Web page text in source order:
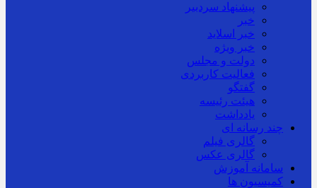
پیشنهاد سردبیر
خبر
خبر اسلايد
خبر ویژه
دولت و مجلس
فعالیت کاربردی
گفتگو
هیئت رئیسه
یادداشت
چند رسانه ای
گالری فیلم
گالری عکس
سامانه آموزش
کمیسیون ها